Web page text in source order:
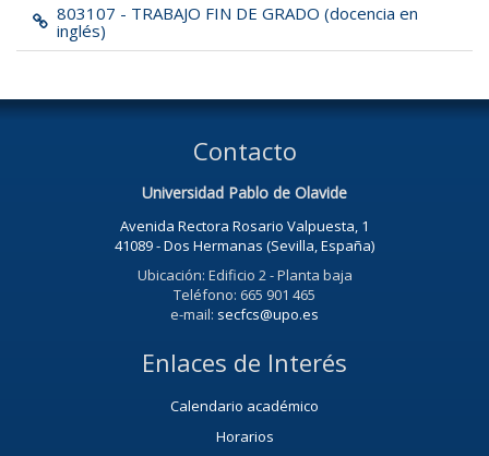
803107 - TRABAJO FIN DE GRADO (docencia en
inglés)
Contacto
Universidad Pablo de Olavide
Avenida Rectora Rosario Valpuesta, 1
41089 - Dos Hermanas (Sevilla, España)
Ubicación: Edificio 2 - Planta baja
Teléfono: 665 901 465
e-mail: secfcs@upo.es
Enlaces de Interés
Calendario académico
Horarios